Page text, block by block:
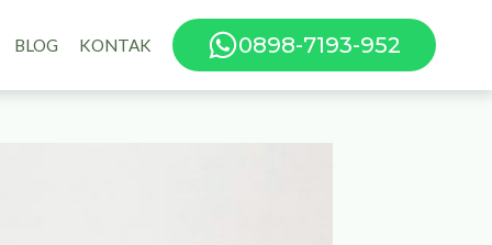
BLOG KONTAK 0898-7193-952